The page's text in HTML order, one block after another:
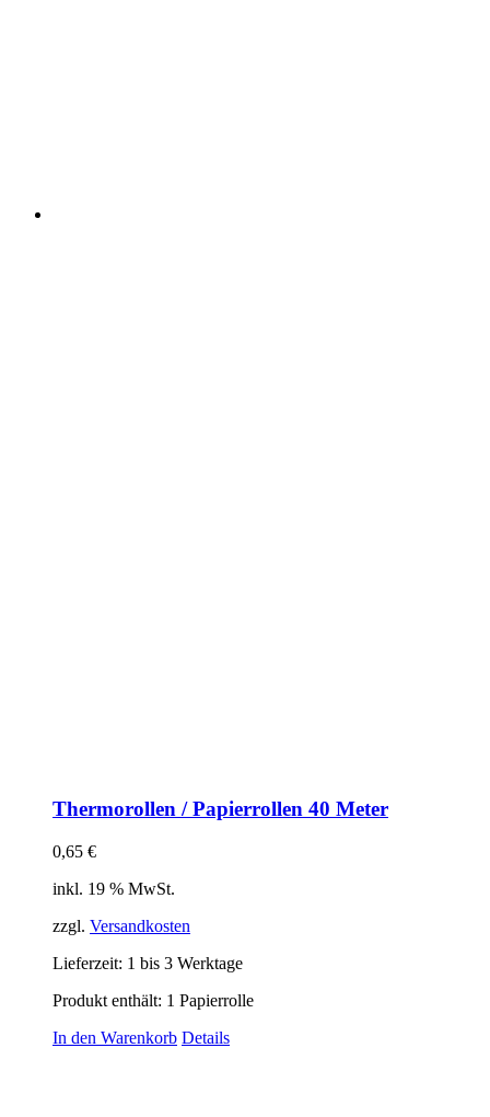
Thermorollen / Papierrollen 40 Meter
0,65 €
inkl. 19 % MwSt.
zzgl. Versandkosten
Lieferzeit: 1 bis 3 Werktage
Produkt enthält: 1 Papierrolle
In den Warenkorb Details